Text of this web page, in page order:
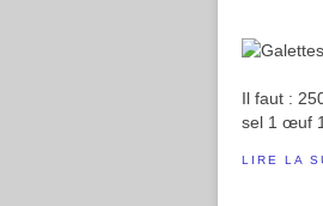
Il faut :
sel 1 œuf
LIRE LA